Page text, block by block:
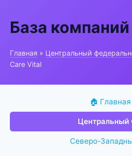
База компаний
Главная » Центральный
Care Vital
🏠 Главная
Северо-